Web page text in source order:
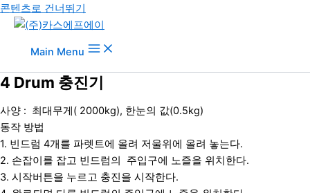
콘텐츠로 건너뛰기
Main Menu
4 Drum 충진기
사양 : 최대무게( 2000kg), 한눈의 값(0.5kg)
동작 방법
1. 빈드럼 4개를 파렛트에 올려 저울위에 올려 놓는다.
2. 손잡이를 잡고 빈드럼의 주입구에 노즐을 위치한다.
3. 시작버튼을 누르고 충진을 시작한다.